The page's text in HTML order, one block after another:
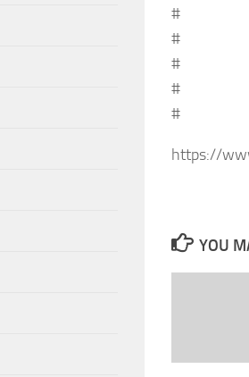
#
#
#
#
#
https://
YOU